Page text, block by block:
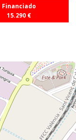
Financiado
15.290 €